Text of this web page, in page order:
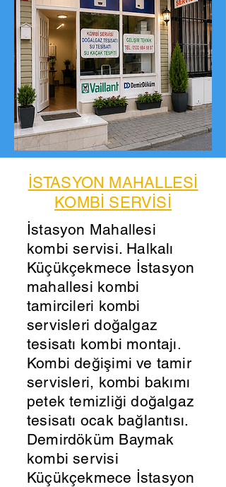
İSTASYON MAHALLESİ
KOMBİ SERVİSİ
İstasyon Mahallesi
kombi servisi. Halkalı
Küçükçekmece İstasyon
mahallesi kombi
tamircileri kombi
servisleri doğalgaz
tesisatı kombi montajı.
Kombi değişimi ve tamir
servisleri, kombi bakımı
petek temizliği doğalgaz
tesisatı ocak bağlantısı.
Demirdöküm Baymak
kombi servisi
Küçükçekmece İstasyon